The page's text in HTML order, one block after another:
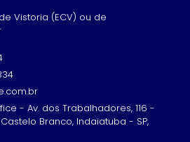
Vistoria (ECV) ou de
- Av. dos Trabalhadores, 116 -
Branco, Indaiatuba - SP,